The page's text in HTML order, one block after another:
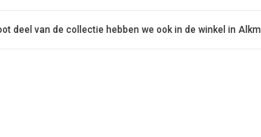
deel van de collectie hebben we ook in de winkel in